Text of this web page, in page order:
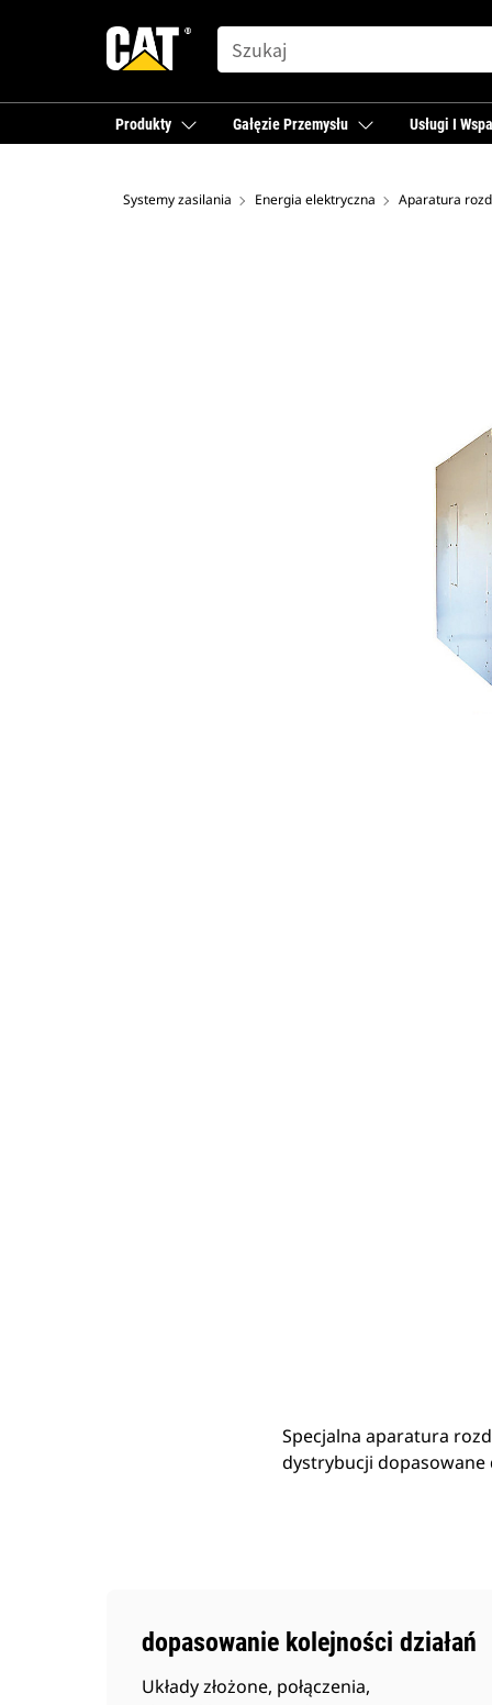
SEARCH
Produkty Gałęzie Przemysłu Usługi I
Systemy zasilania Energia elektryczna
Specjalna aparatura
dystrybucji
dopasowanie kolejności działań
Układy złożone, połączenia,